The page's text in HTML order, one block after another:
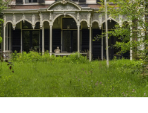
VERKOCHT
WIJ?